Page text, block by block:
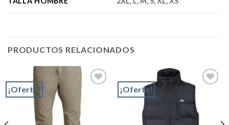
PRODUCTOS RELACIONADOS
¡Oferta! ¡Oferta!
Add to
wishlist